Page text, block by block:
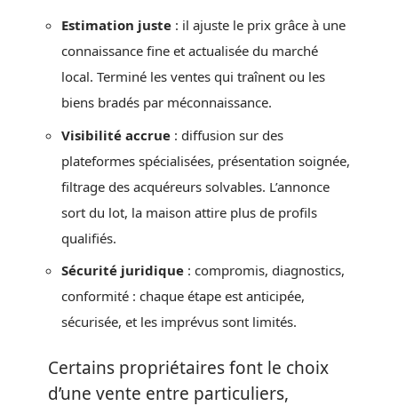
Estimation juste : il ajuste le prix grâce à une
connaissance fine et actualisée du marché
local. Terminé les ventes qui traînent ou les
biens bradés par méconnaissance.
Visibilité accrue : diffusion sur des
plateformes spécialisées, présentation soignée,
filtrage des acquéreurs solvables. L’annonce
sort du lot, la maison attire plus de profils
qualifiés.
Sécurité juridique : compromis, diagnostics,
conformité : chaque étape est anticipée,
sécurisée, et les imprévus sont limités.
Certains propriétaires font le choix
d’une vente entre particuliers,